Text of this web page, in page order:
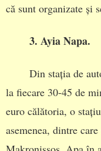
că sunt organizate și
3. Ayia Napa.
Din stația de
la fiecare 30-45 de
euro călătoria, o
asemenea, dintre